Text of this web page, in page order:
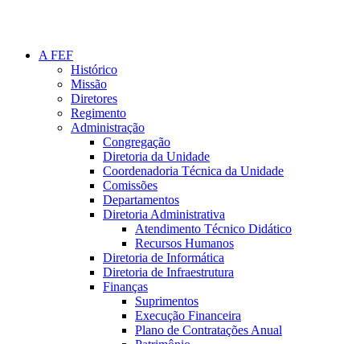
A FEF
Histórico
Missão
Diretores
Regimento
Administração
Congregação
Diretoria da Unidade
Coordenadoria Técnica da Unidade
Comissões
Departamentos
Diretoria Administrativa
Atendimento Técnico Didático
Recursos Humanos
Diretoria de Informática
Diretoria de Infraestrutura
Finanças
Suprimentos
Execução Financeira
Plano de Contratações Anual